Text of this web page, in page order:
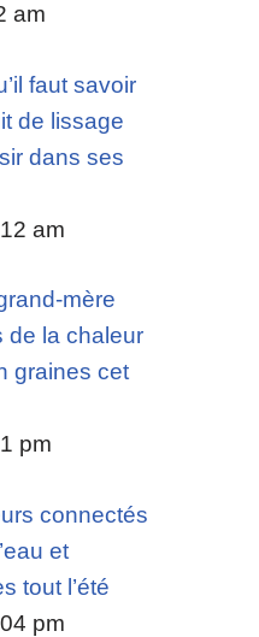
am
faut savoir
de lissage
dans ses
am
mère
de la chaleur
graines cet
pm
connectés
et
tout l’été
pm